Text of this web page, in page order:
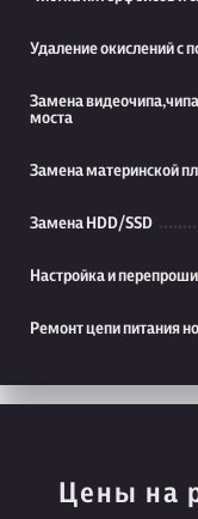
Удаление окислений с
Замена
моста
Замена материнской
Замена HDD/SSD
Настройка и
Ремонт цепи питания
Цены на